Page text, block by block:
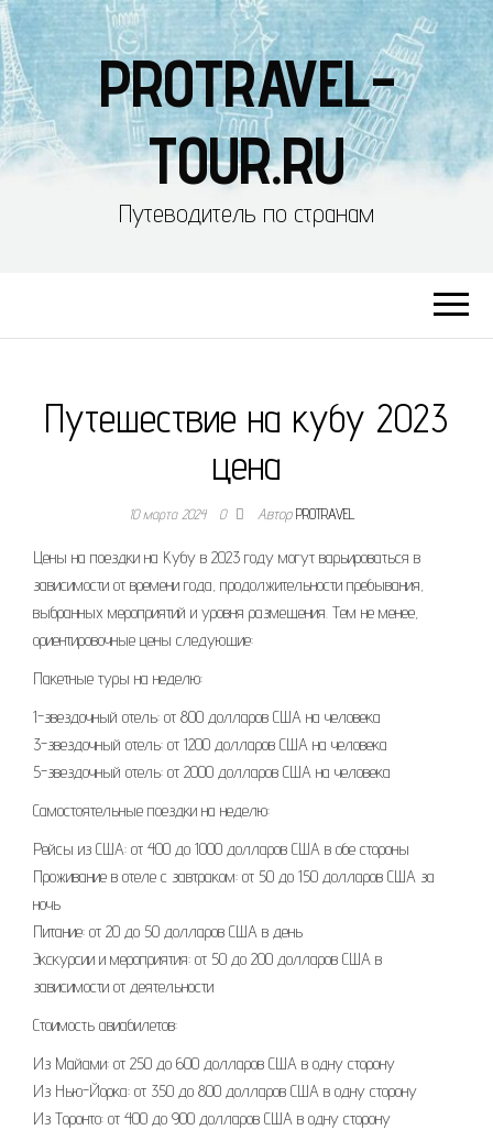
PROTRAVEL-
TOUR.RU
Путеводитель по странам
Путешествие на кубу 2023
цена
10 марта 2024 0 АвторPROTRAVEL
Цены на поездки на Кубу в 2023 году могут варьироваться в
зависимости от времени года, продолжительности пребывания,
выбранных мероприятий и уровня размещения. Тем не менее,
ориентировочные цены следующие:
Пакетные туры на неделю:
1-звездочный отель: от 800 долларов США на человека
3-звездочный отель: от 1200 долларов США на человека
5-звездочный отель: от 2000 долларов США на человека
Самостоятельные поездки на неделю:
Рейсы из США: от 400 до 1000 долларов США в обе стороны
Проживание в отеле с завтраком: от 50 до 150 долларов США за
ночь
Питание: от 20 до 50 долларов США в день
Экскурсии и мероприятия: от 50 до 200 долларов США в
зависимости от деятельности
Стоимость авиабилетов:
Из Майами: от 250 до 600 долларов США в одну сторону
Из Нью-Йорка: от 350 до 800 долларов США в одну сторону
Из Торонто: от 400 до 900 долларов США в одну сторону